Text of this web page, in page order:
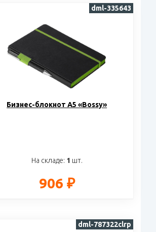
Бизнес-блокнот А5 «Bossy»
На складе: 1 шт.
906 ₽
dml-335643
dml-787322clrp